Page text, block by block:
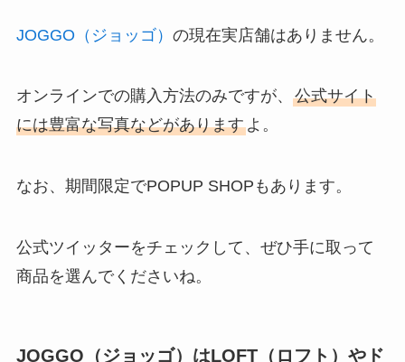
JOGGO（ジョッゴ） の現在実店舗はありません。
オンラインでの購入方法のみですが、 公式サイト
には豊富な写真などがありますよ。
なお、期間限定でPOPUP SHOPもあります。
公式ツイッターをチェックして、ぜひ手に取って
商品を選んでくださいね。
JOGGO（ジョッゴ）はLOFT（ロフト）やド